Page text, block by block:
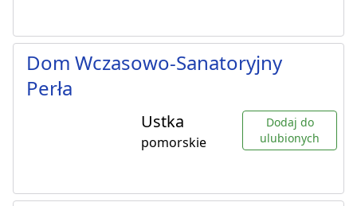
Dom Wczasowo-Sanatoryjny
Perła
Ustka
pomorskie
Dodaj do
ulubionych